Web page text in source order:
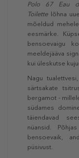
Polo 67 Eau
Toilettelõhna
mõeldud
eesmärke.
bensoevaigu
meeldejääva
kui üleskutse
Nagu
särtsakate
bergamot -
südames
täiendavad
nüansid.
bensoevaik,
püsivust.